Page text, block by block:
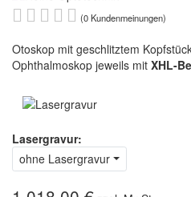
(0 Kundenmeinungen)
Otoskop mit geschlitztem
Ophthalmoskop jeweils mit XHL-
Lasergravur:
ohne Lasergravur